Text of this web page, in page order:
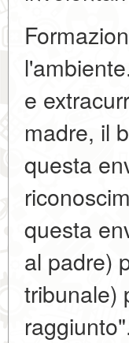
e
madre, il
questa
questa
al padre)
tribunale)